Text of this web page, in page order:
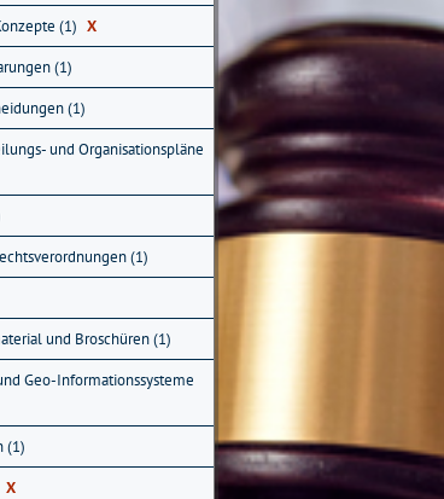
(1) X
(1)
(1)
und Organisationspläne
(1)
und Broschüren (1)
Geo-Informationssysteme
(1)
X